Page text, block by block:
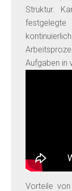
Struktur.
Aufgaben in
Vorteile